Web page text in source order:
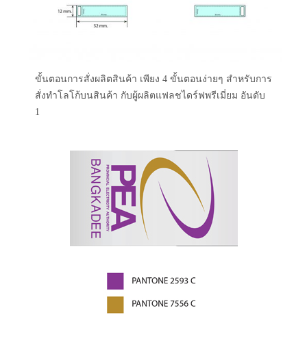
ขั้นตอนการสั่งผลิตสินค้า เพียง 4 ขั้นตอนง่ายๆ สำหรับการ
สั่งทำโลโก้บนสินค้า กับผู้ผลิตแฟลชไดร์ฟพรีเมี่ยม อันดับ
1